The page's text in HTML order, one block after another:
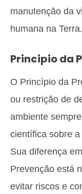
manutenção da
humana na Terra.
Principio da
O Princípio da
ou restrição de
ambiente
científica sobre
Sua diferença
Prevenção está
evitar riscos e